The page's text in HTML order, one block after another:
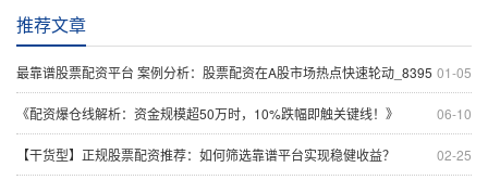
推荐文章
01-05
最靠谱股票配资平台 案例分析：股票配资在A股市场热点快速轮动_8395
06-10
《配资爆仓线解析：资金规模超50万时，10%跌幅即触关键线！》
02-25
【干货型】正规股票配资推荐：如何筛选靠谱平台实现稳健收益？